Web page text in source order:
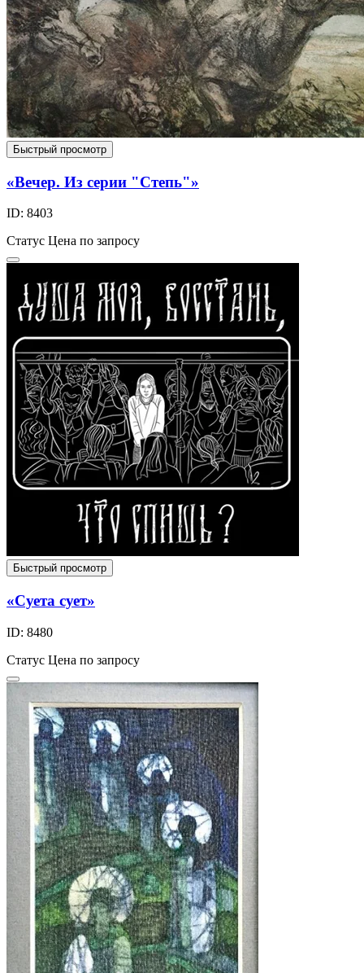
Быстрый просмотр
«Вечер. Из серии "Степь"»
ID: 8403
Статус Цена по запросу
Быстрый просмотр
«Суета сует»
ID: 8480
Статус Цена по запросу